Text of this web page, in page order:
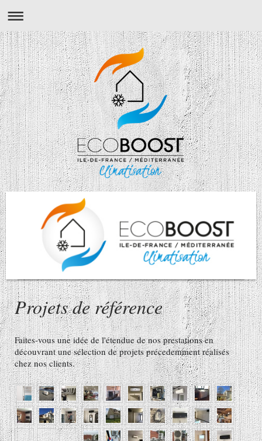
Projets de référence
Faites-vous une idée de l'étendue de nos prestations en
découvrant une sélection de projets précedemment réalisés
chez nos clients.